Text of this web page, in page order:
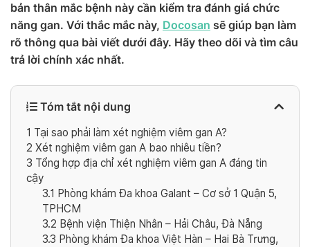
bản thân mắc bệnh này cần kiểm tra đánh giá chức
năng gan. Với thắc mắc này, Docosan sẽ giúp bạn làm
rõ thông qua bài viết dưới đây. Hãy theo dõi và tìm câu
trả lời chính xác nhất.
Tóm tắt nội dung
1 Tại sao phải làm xét nghiệm viêm gan A?
2 Xét nghiệm viêm gan A bao nhiêu tiền?
3 Tổng hợp địa chỉ xét nghiệm viêm gan A đáng tin
cậy
3.1 Phòng khám Đa khoa Galant – Cơ sở 1 Quận 5,
TPHCM
3.2 Bệnh viện Thiện Nhân – Hải Châu, Đà Nẵng
3.3 Phòng khám Đa khoa Việt Hàn – Hai Bà Trưng,